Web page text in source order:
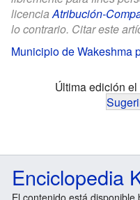
licenciaAtribución-
lo contrario. Citar este
Municipio de Wakeshma
Última edición
Enciclopedia
El contenido está disponible